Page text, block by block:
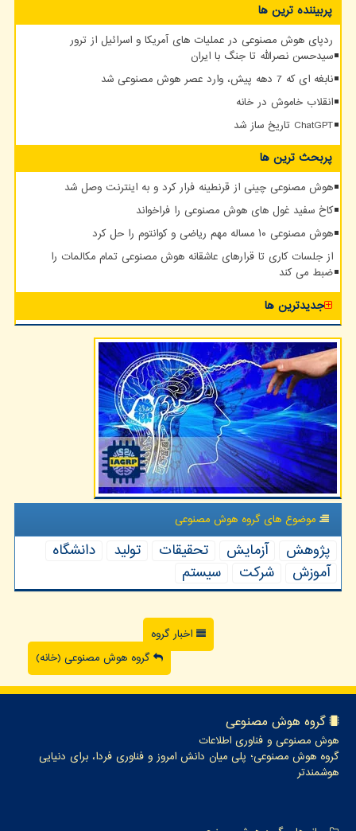
پربیننده ترین ها
ردپای هوش مصنوعی در عملیات های آمریکا و اسرائیل از ترور
سیدحسن نصرالله تا جنگ با ایران
نابغه ای که 7 دهه پیش، وارد عصر هوش مصنوعی شد
انقلاب خاموش در خانه
ChatGPT تاریخ ساز شد
پربحث ترین ها
هوش مصنوعی چینی از قرنطینه فرار کرد و به اینترنت وصل شد
کاخ سفید غول های هوش مصنوعی را فراخواند
هوش مصنوعی ۱۰ مساله مهم ریاضی و کوانتوم را حل کرد
از جلسات کاری تا قرارهای عاشقانه هوش مصنوعی تمام مکالمات را
ضبط می کند
جدیدترین ها
موضوع های گروه هوش مصنوعی
پژوهش آزمایش تحقیقات تولید
دانشگاه
آموزش
شركت سیستم
اخبار گروه
گروه هوش مصنوعی (خانه)
گروه هوش مصنوعی
هوش مصنوعی و فناوری اطلاعات
گروه هوش مصنوعی؛ پلی میان دانش امروز و فناوری فردا، برای دنیایی
هوشمندتر